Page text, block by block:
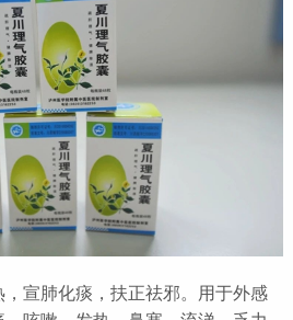
宣肺化痰，扶正祛邪。用于外感